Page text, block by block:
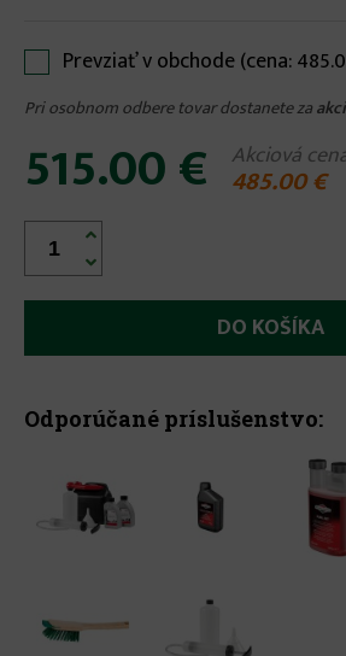
Prevziať v obchode (cena:
Pri osobnom odbere tovar dostanete za
Akciová
485.00 €
515.00 €


Odporúčané príslušenstvo: